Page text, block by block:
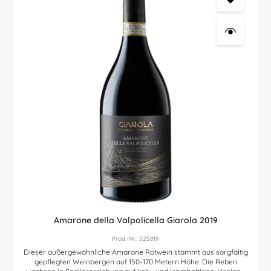
Amarone della Valpolicella Giarola 2019
Prod.-Nr.: 525819
Dieser außergewöhnliche Amarone Rotwein stammt aus sorgfältig
gepflegten Weinbergen auf 150–170 Metern Höhe. Die Reben